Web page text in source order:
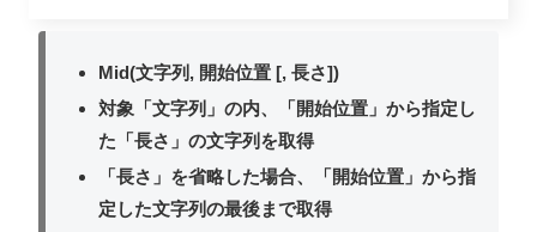
Mid(文字列, 開始位置 [, 長さ])
対象「文字列」の内、「開始位置」から指定し
た「長さ」の文字列を取得
「長さ」を省略した場合、「開始位置」から指
定した文字列の最後まで取得